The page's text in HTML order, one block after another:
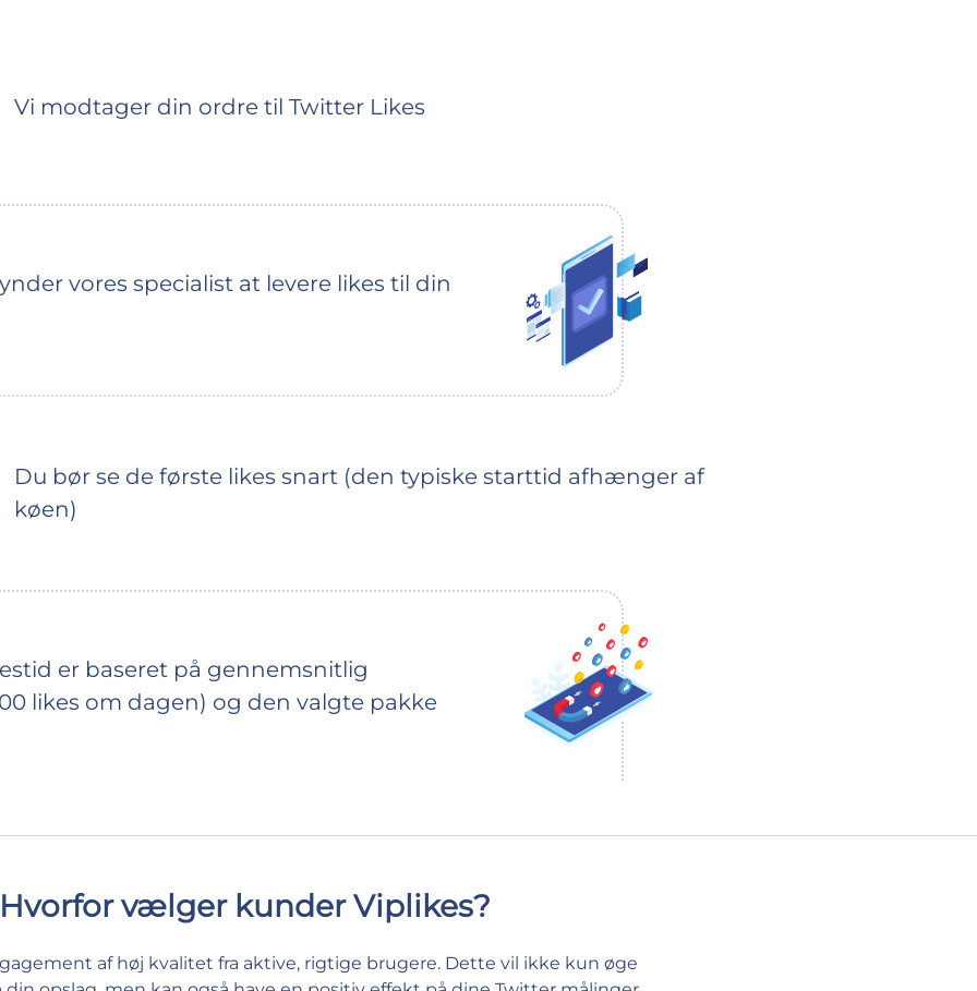
Vi modtager din ordre til Twitter Likes
vores specialist at levere likes til din
Du bør se de første likes snart (den typiske starttid afhænger af
køen)
er baseret på gennemsnitlig
likes om dagen) og den valgte pakke
vælger kunder Viplikes?
af høj kvalitet fra aktive, rigtige brugere. Dette vil ikke kun øge